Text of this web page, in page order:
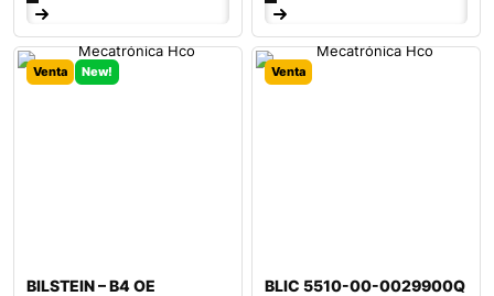
Venta New!
BILSTEIN – B4 OE
Venta
BLIC 5510-00-0029900Q